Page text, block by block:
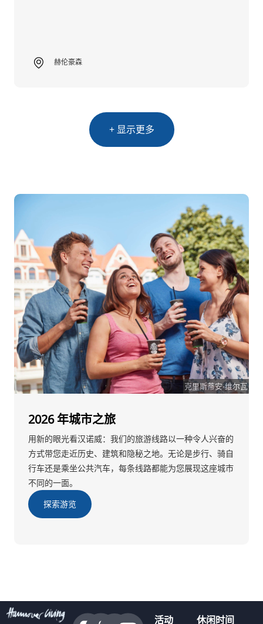
赫伦豪森
+ 显示更多
克里斯蒂安-维尔瓦
2026 年城市之旅
用新的眼光看汉诺威：我们的旅游线路以一种令人兴奋的
方式带您走近历史、建筑和隐秘之地。无论是步行、骑自
行车还是乘坐公共汽车，每条线路都能为您展现这座城市
不同的一面。
探索游览
活动 休闲时间